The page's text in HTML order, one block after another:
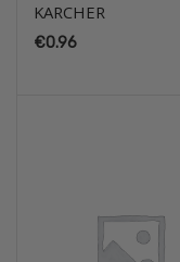
KARCHER
€0.96